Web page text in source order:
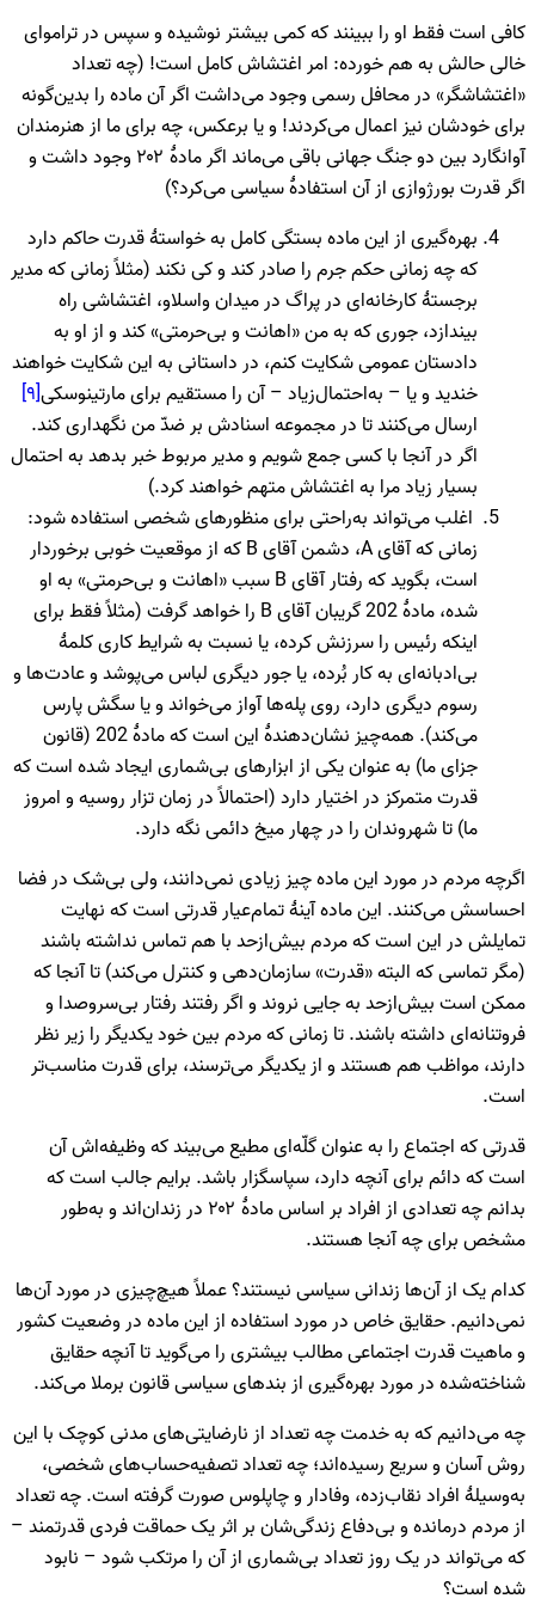
کافی است فقط او را ببینند که کمی بیشتر نوشیده و سپس در تراموای
خالی حالش به هم خورده: امر اغتشاش کامل است! (چه تعداد
«اغتشاشگر» در محافل رسمی وجود می‌داشت اگر آن ماده را بدین‌گونه
برای خودشان نیز اعمال می‌کردند! و یا برعکس، چه برای ما از هنرمندان
آوانگارد بین دو جنگ جهانی باقی می‌ماند اگر مادۀ ۲۰۲ وجود داشت و
اگر قدرت بورژوازی از آن استفادۀ سیاسی می‌کرد؟)
بهره‌گیری از این ماده بستگی کامل به خواستۀ قدرت حاکم دارد
که چه زمانی حکم جرم را صادر کند و کی نکند (مثلاً زمانی که مدیر
برجستۀ کارخانه‌ای در پراگ در میدان واسلاو، اغتشاشی راه
بیندازد، جوری که به من «اهانت و بی‌حرمتی» کند و از او به
دادستان عمومی شکایت کنم، در داستانی به این شکایت خواهند
خندید و یا – به‌احتمال‌زیاد – آن را مستقیم برای مارتینوسکی[۹]
ارسال می‌کنند تا در مجموعه اسنادش بر ضدّ من نگهداری کند.
اگر در آنجا با کسی جمع شویم و مدیر مربوط خبر بدهد به احتمال
بسیار زیاد مرا به اغتشاش متهم خواهند کرد.)
اغلب می‌تواند به‌راحتی برای منظورهای شخصی استفاده شود:
زمانی که آقای A، دشمن آقای B که از موقعیت خوبی برخوردار
است، بگوید که رفتار آقای B سبب «اهانت و بی‌حرمتی» به او
شده، مادۀ 202 گریبان آقای B را خواهد گرفت (مثلاً فقط برای
اینکه رئیس را سرزنش کرده، یا نسبت به شرایط کاری کلمۀ
بی‌ادبانه‌ای به کار بُرده، یا جور دیگری لباس می‌پوشد و عادت‌ها و
رسوم دیگری دارد، روی پله‌ها آواز می‌خواند و یا سگش پارس
می‌کند). همه‌چیز نشان‌دهندۀ این است که مادۀ 202 (قانون
جزای ما) به عنوان یکی از ابزارهای بی‌شماری ایجاد شده است که
قدرت متمرکز در اختیار دارد (احتمالاً در زمان تزار روسیه و امروز
ما) تا شهروندان را در چهار میخ دائمی نگه دارد.
اگرچه مردم در مورد این ماده چیز زیادی نمی‌دانند، ولی بی‌شک در فضا
احساسش می‌کنند. این ماده آینۀ تمام‌عیار قدرتی است که نهایت
تمایلش در این است که مردم بیش‌ازحد با هم تماس نداشته باشند
(مگر تماسی که البته «قدرت» سازمان‌دهی و کنترل می‌کند) تا آنجا که
ممکن است بیش‌ازحد به جایی نروند و اگر رفتند رفتار بی‌سروصدا و
فروتنانه‌ای داشته باشند. تا زمانی که مردم بین خود یکدیگر را زیر نظر
دارند، مواظب هم هستند و از یکدیگر می‌ترسند، برای قدرت مناسب‌تر
است.
قدرتی که اجتماع را به عنوان گلّه‌ای مطیع می‌بیند که وظیفه‌اش آن
است که دائم برای آنچه دارد، سپاسگزار باشد. برایم جالب است که
بدانم چه تعدادی از افراد بر اساس مادۀ ۲۰۲ در زندان‌اند و به‌طور
مشخص برای چه آنجا هستند.
کدام یک از آن‌ها زندانی سیاسی نیستند؟ عملاً هیچ‌چیزی در مورد آن‌ها
نمی‌دانیم. حقایق خاص در مورد استفاده از این ماده در وضعیت کشور
و ماهیت قدرت اجتماعی مطالب بیشتری را می‌گوید تا آنچه حقایق
شناخته‌شده در مورد بهره‌گیری از بند‌های سیاسی قانون برملا می‌کند.
چه می‌دانیم که به خدمت چه تعداد از نارضایتی‌های مدنی کوچک با این
روش آسان و سریع رسیده‌اند؛ چه تعداد تصفیه‌حساب‌های شخصی،
به‌وسیلۀ افراد نقاب‌زده، وفادار و چاپلوس صورت گرفته است. چه تعداد
از مردم درمانده و بی‌دفاع زندگی‌شان بر اثر یک حماقت فردی قدرتمند –
که می‌تواند در یک روز تعداد بی‌شماری‌ از آن را مرتکب شود – نابود
شده‌ است؟